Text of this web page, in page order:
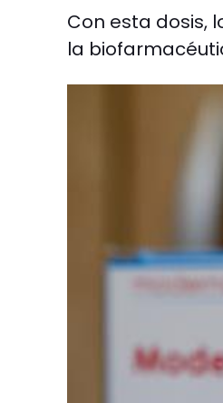
Con esta dosis,
la